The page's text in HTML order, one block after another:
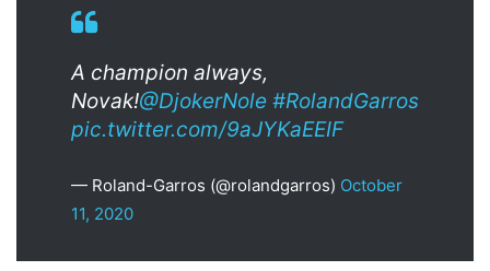
A champion always,
Novak!@DjokerNole #RolandGarros
pic.twitter.com/9aJYKaEEIF
— Roland-Garros (@rolandgarros) October
11, 2020